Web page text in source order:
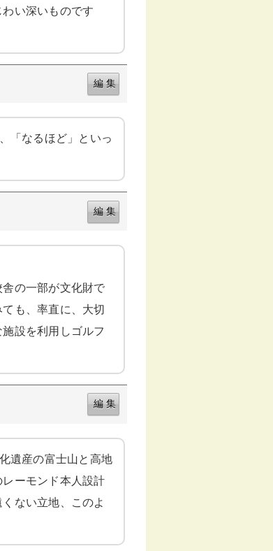
い深いものです
「なるほど」といっ
の一部が文化財で
も、率直に、大切
設を利用しゴルフ
遺産の富士山と高地
ーモンド本人設計
ない立地、このよ